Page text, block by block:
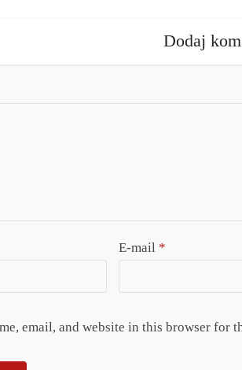
Dodaj
E-mail *
email, and website in this browser for